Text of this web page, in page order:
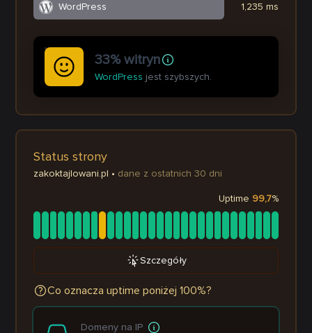
WordPress 1,235 ms
33% witryn
WordPress jest szybszych.
Status strony
zakoktajlowani.pl • dane z ostatnich 30 dni
Uptime 99,7%
Szczegóły
Co oznacza uptime poniżej 100%?
Domeny na IP